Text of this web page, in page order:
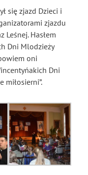
się zjazd Dzieci i
zjazdu
Leśnej. Hasłem
Dni Mlodzieży
oni
Dni
miłosierni”.